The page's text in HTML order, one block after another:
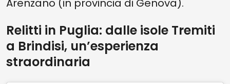
Arenzano (in provincia di Genova).
Relitti in Puglia: dalle isole Tremiti
a Brindisi, un’esperienza
straordinaria